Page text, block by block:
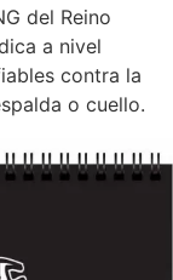
del Reino
a nivel
contra la
o cuello.